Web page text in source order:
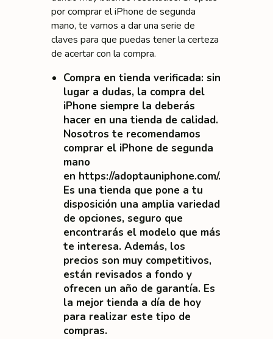
por comprar el iPhone de segunda
mano, te vamos a dar una serie de
claves para que puedas tener la certeza
de acertar con la compra.
Compra en tienda verificada: sin
lugar a dudas, la compra del
iPhone siempre la deberás
hacer en una tienda de calidad.
Nosotros te recomendamos
comprar el iPhone de segunda
mano
en https://adoptauniphone.com/.
Es una tienda que pone a tu
disposición una amplia variedad
de opciones, seguro que
encontrarás el modelo que más
te interesa. Además, los
precios son muy competitivos,
están revisados a fondo y
ofrecen un año de garantía. Es
la mejor tienda a día de hoy
para realizar este tipo de
compras.